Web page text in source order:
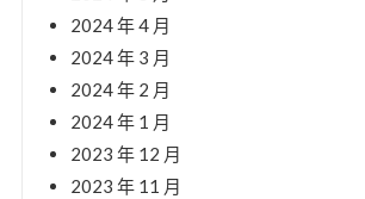
2024 年 4 月
2024 年 3 月
2024 年 2 月
2024 年 1 月
2023 年 12 月
2023 年 11 月